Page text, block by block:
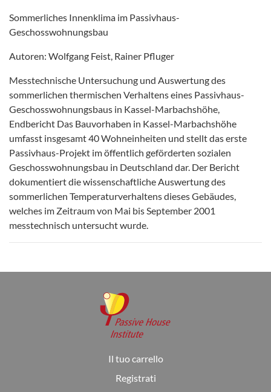
Sommerliches Innenklima im Passivhaus-
Geschosswohnungsbau
Autoren: Wolfgang Feist, Rainer Pfluger
Messtechnische Untersuchung und Auswertung des
sommerlichen thermischen Verhaltens eines Passivhaus-
Geschosswohnungsbaus in Kassel-Marbachshöhe,
Endbericht Das Bauvorhaben in Kassel-Marbachshöhe
umfasst insgesamt 40 Wohneinheiten und stellt das erste
Passivhaus-Projekt im öffentlich geförderten sozialen
Geschosswohnungsbau in Deutschland dar. Der Bericht
dokumentiert die wissenschaftliche Auswertung des
sommerlichen Temperaturverhaltens dieses Gebäudes,
welches im Zeitraum von Mai bis September 2001
messtechnisch untersucht wurde.
Il tuo carrello
Registrati